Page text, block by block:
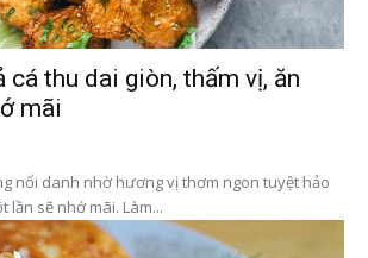
cá thu dai giòn, thấm vị, ăn
mãi
nổi danh nhờ hương vị thơm ngon tuyệt hảo
lần sẽ nhớ mãi. Làm...